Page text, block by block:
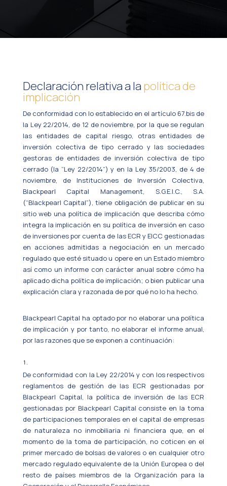
Declaración relativa a la política de
implicación
De conformidad con lo establecido en el artículo 67.bis de
la Ley 22/2014, de 12 de noviembre, por la que se regulan
las entidades de capital riesgo, otras entidades de
inversión colectiva de tipo cerrado y las sociedades
gestoras de entidades de inversión colectiva de tipo
cerrado (la “Ley 22/2014”) y en la Ley 35/2003, de 4 de
noviembre, de Instituciones de Inversión Colectiva,
Blackpearl Capital Management, S.G.E.I.C., S.A.
(“Blackpearl Capital”), tiene obligación de publicar en su
sitio web una política de implicación que describa cómo
integra la implicación en su política de inversión en caso
de inversiones por cuenta de las ECR y EICC gestionadas
en acciones admitidas a negociación en un mercado
regulado que esté situado u opere en un Estado miembro
así como un informe con carácter anual sobre cómo ha
aplicado dicha política de implicación; o bien publicar una
explicación clara y razonada de por qué no lo ha hecho.
Blackpearl Capital ha optado por no elaborar una política
de implicación y por tanto, no elaborar el informe anual,
por las razones que se exponen a continuación:
De conformidad con la Ley 22/2014 y con los respectivos
reglamentos de gestión de las ECR gestionadas por
Blackpearl Capital, la política de inversión de las ECR
gestionadas por Blackpearl Capital consiste en la toma
de participaciones temporales en el capital de empresas
de naturaleza no inmobiliaria ni financiera que, en el
momento de la toma de participación, no coticen en el
primer mercado de bolsas de valores o en cualquier otro
mercado regulado equivalente de la Unión Europea o del
resto de países miembros de la Organización para la